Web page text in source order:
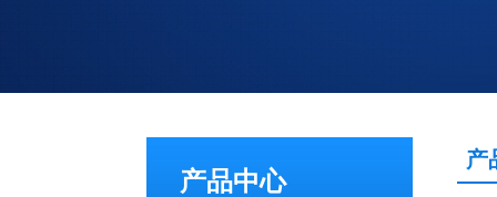
产品中心
产